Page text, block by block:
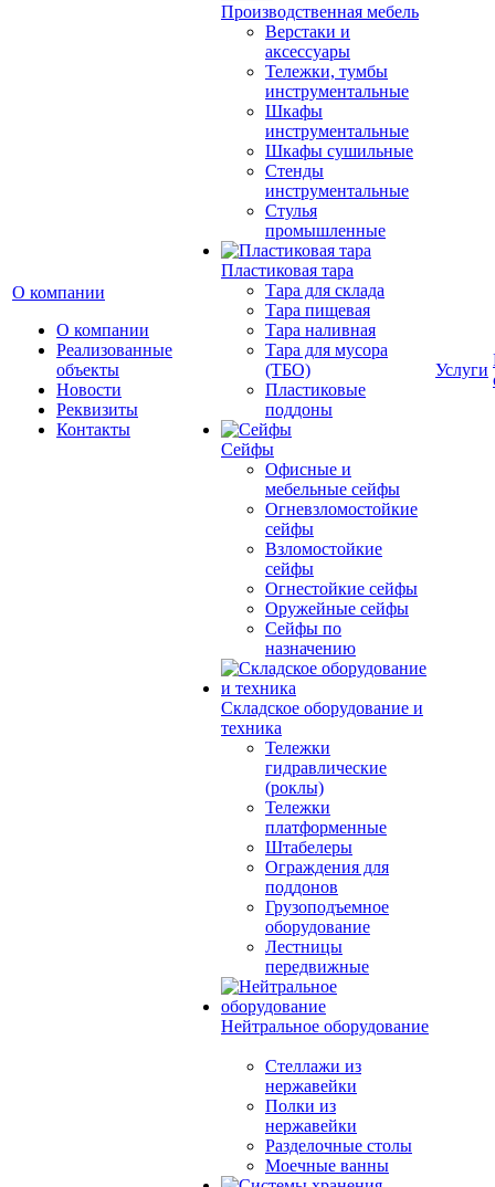
О компании
О компании
Реализованные
объекты
Новости
Реквизиты
Контакты
Производственная мебель
Верстаки и
аксессуары
Тележки, тумбы
инструментальные
Шкафы
инструментальные
Шкафы сушильные
Стенды
инструментальные
Cтулья
промышленные
Пластиковая тара
Тара для склада
Тара пищевая
Тара наливная
Тара для мусора
(ТБО)
Пластиковые
поддоны
Сейфы
Офисные и
мебельные сейфы
Огневзломостойкие
сейфы
Взломостойкие
сейфы
Огнестойкие сейфы
Оружейные сейфы
Сейфы по
назначению
Складское оборудование и
техника
Тележки
гидравлические
(роклы)
Тележки
платформенные
Штабелеры
Ограждения для
поддонов
Грузоподъемное
оборудование
Лестницы
передвижные
Нейтральное оборудование
Стеллажи из
нержавейки
Полки из
нержавейки
Разделочные столы
Моечные ванны
Услуги